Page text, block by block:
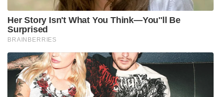
Her Story Isn't What You Think—You''ll Be
Surprised
BRAINBERRIES